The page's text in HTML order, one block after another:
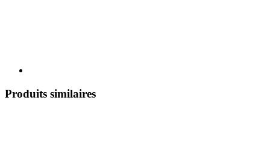
Produits similaires